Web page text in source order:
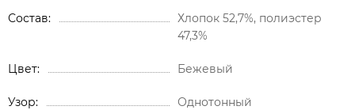
Состав
Хлопок 52,7%, полиэстер
47,3%
Цвет Бежевый
Узор Однотонный